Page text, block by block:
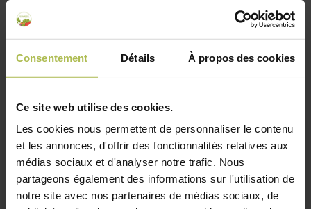
Consentement Détails À propos des cookies
Ce site web utilise des cookies.
Les cookies nous permettent de personnaliser le contenu
et les annonces, d'offrir des fonctionnalités relatives aux
médias sociaux et d'analyser notre trafic. Nous
partageons également des informations sur l'utilisation de
notre site avec nos partenaires de médias sociaux, de
[Interview] Chantal, fondatrice
d'un site de co-jardinage
|
1 Commentaire